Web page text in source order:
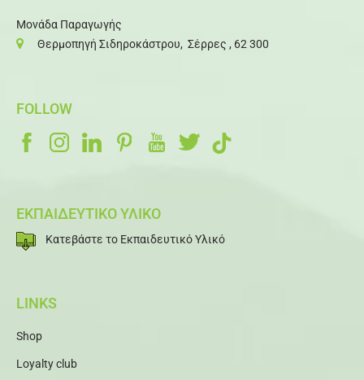
Μονάδα Παραγωγής
Θερμοπηγή Σιδηροκάστρου, Σέρρες , 62 300
FOLLOW
ΕΚΠΑΙΔΕΥΤΙΚΟ ΥΛΙΚΟ
Κατεβάστε το Εκπαιδευτικό Υλικό
LINKS
Shop
Loyalty club